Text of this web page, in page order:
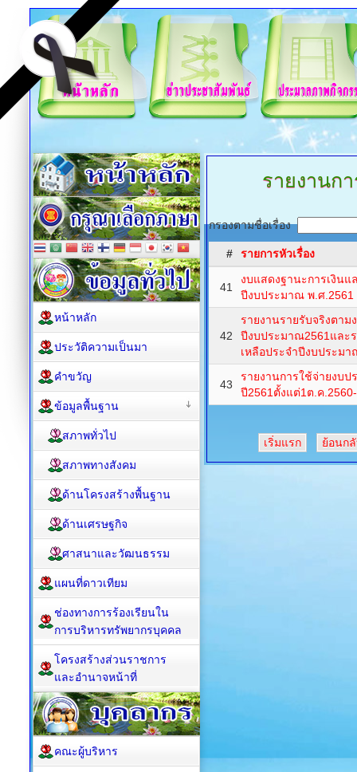
รายงานกา
กรองตามชื่อเรื่อง
# รายการหัวเรื่อง
41
งบแสดงฐานะการเงินแ
ปีงบประมาณ พ.ศ.2561
42
รายงานรายรับจริงตา
ปีงบประมาณ2561และ
เหลือประจำปีงบประมา
43
รายงานการใช้จ่ายงบ
ปี2561ตั้งแต่1ต.ค
เริ่มแรก ย้อนก
หน้าหลัก
ประวัติความเป็นมา
คำขวัญ
ข้อมูลพื้นฐาน
สภาพทั่วไป
สภาพทางสังคม
ด้านโครงสร้างพื้นฐาน
ด้านเศรษฐกิจ
ศาสนาและวัฒนธรรม
แผนที่ดาวเทียม
ช่องทางการร้องเรียนใน
การบริหารทรัพยากรบุคคล
โครงสร้างส่วนราชการ
และอำนาจหน้าที่
คณะผู้บริหาร